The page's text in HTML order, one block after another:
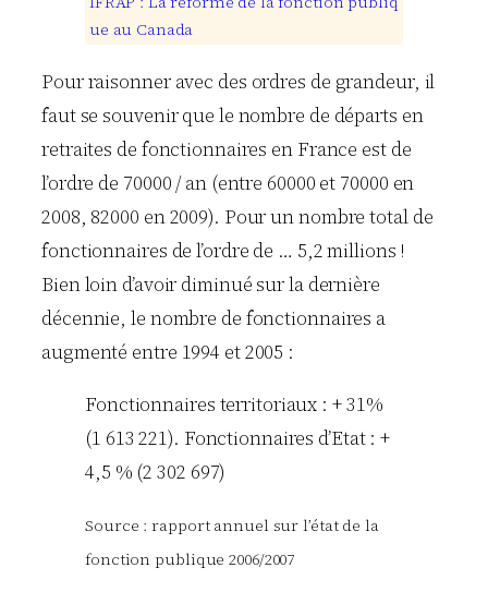
ue au Canada
Pour raisonner avec des ordres de grandeur, il
faut se souvenir que le nombre de départs en
retraites de fonctionnaires en France est de
l’ordre de 70000 / an (entre 60000 et 70000 en
2008, 82000 en 2009). Pour un nombre total de
fonctionnaires de l’ordre de … 5,2 millions !
Bien loin d’avoir diminué sur la dernière
décennie, le nombre de fonctionnaires a
augmenté entre 1994 et 2005 :
Fonctionnaires territoriaux : + 31%
(1 613 221). Fonctionnaires d’Etat : +
4,5 % (2 302 697)
Source : rapport annuel sur l’état de la
fonction publique 2006/2007